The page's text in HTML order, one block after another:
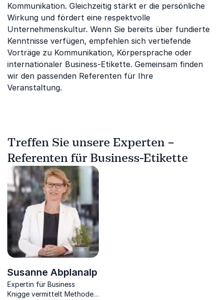
Kommunikation. Gleichzeitig stärkt er die persönliche
Wirkung und fördert eine respektvolle
Unternehmenskultur. Wenn Sie bereits über fundierte
Kenntnisse verfügen, empfehlen sich vertiefende
Vorträge zu Kommunikation, Körpersprache oder
internationaler Business-Etikette. Gemeinsam finden
wir den passenden Referenten für Ihre
Veranstaltung.
Treffen Sie unsere Experten –
Referenten für Business-Etikette
Susanne Abplanalp
Expertin für Business
Knigge vermittelt Methoden